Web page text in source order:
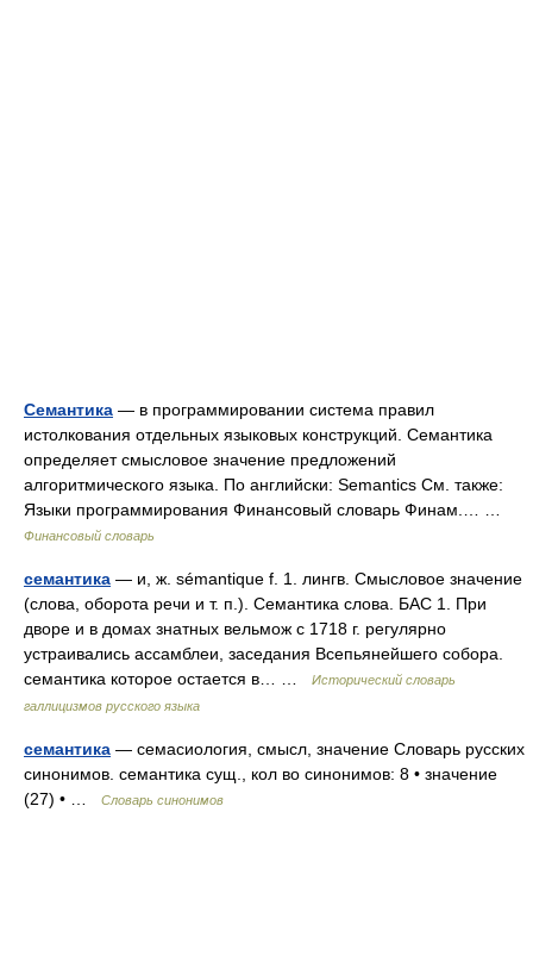
Семантика — в программировании система правил
истолкования отдельных языковых конструкций. Семантика
определяет смысловое значение предложений
алгоритмического языка. По английски: Semantics См. также:
Языки программирования Финансовый словарь Финам.… …
Финансовый словарь
семантика — и, ж. sémantique f. 1. лингв. Смысловое значение
(слова, оборота речи и т. п.). Семантика слова. БАС 1. При
дворе и в домах знатных вельмож с 1718 г. регулярно
устраивались ассамблеи, заседания Всепьянейшего собора.
семантика которое остается в… …
Исторический словарь
галлицизмов русского языка
семантика — семасиология, смысл, значение Словарь русских
синонимов. семантика сущ., кол во синонимов: 8 • значение
(27) • …
Словарь синонимов